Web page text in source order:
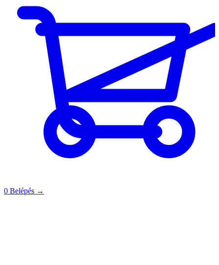
0 Belépés →